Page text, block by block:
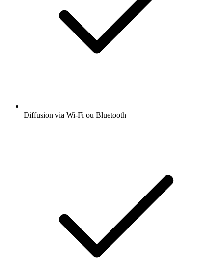
Diffusion via Wi-Fi ou Bluetooth